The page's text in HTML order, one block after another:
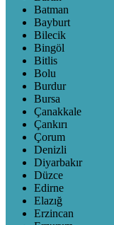
Batman
Bayburt
Bilecik
Bingöl
Bitlis
Bolu
Burdur
Bursa
Çanakkale
Çankırı
Çorum
Denizli
Diyarbakır
Düzce
Edirne
Elazığ
Erzincan